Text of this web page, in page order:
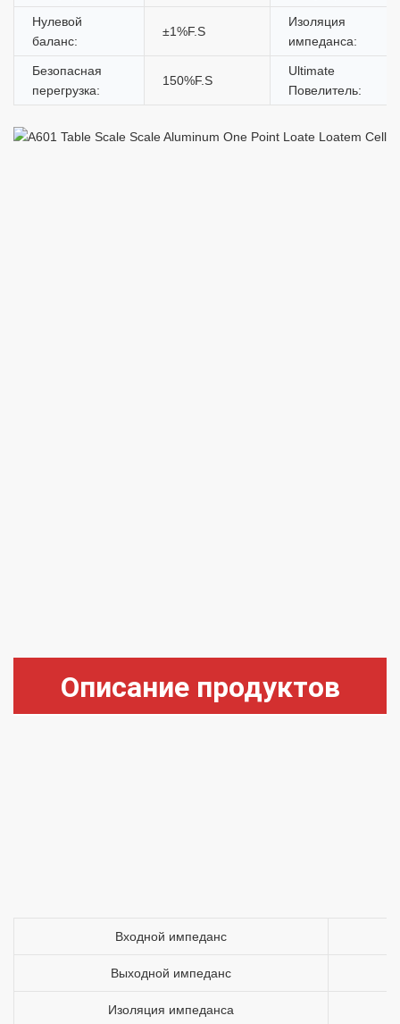
Нулевой
баланс:
±1%F.S
Изоляция
импеданса:
Безопасная
перегрузка:
150%F.S
Ultimate
Повелитель:
Описание продуктов
Входной импеданс
Выходной импеданс
Изоляция импеданса